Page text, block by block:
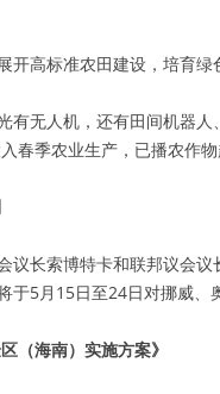
高标准农田建设，培育绿
有无人机，还有田间机器人
春季农业生产，已播农作物
议长索博特卡和联邦议会
5月15日至24日对挪威、
（海南）实施方案》